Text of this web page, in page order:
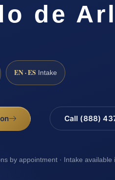
de
EN · ES Intake
Call (888)
by appointment · Intake